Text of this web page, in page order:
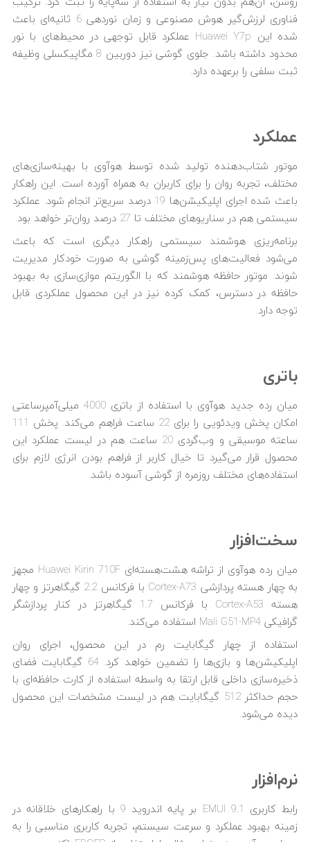
فناوری لرزش‌گیر هوش مصنوعی و زمان نوردهی 6 ثانیه‌ای باعث
شده این Huawei Y7p عملکرد قابل توجهی در محیط‌های با نور
محدود داشته باشد. جلوی گوشی نیز دوربین 8 مگاپیکسلی وظیفه
ثبت سلفی را برعهده دارد.
عملکرد
موتور شتاب‌دهنده تولید شده توسط هوآوی با بهینه‌سازی‌های
مختلف، تجربه روان را برای کاربران به همراه آورده است. این راهکار
باعث شده اجرای اپلیکیشن‌ها 19 درصد سریع‌تر انجام شود. عملکرد
سیستمی هم در سناریوهای مختلف تا 27 درصد روان‌تر خواهد بود.
برنامه‌ریزی هوشمند سیستمی راهکار دیگری است که باعث
می‌شود فعالیت‌های پس‌زمینه گوشی به صورت خودکار مدیریت
شوند. موتور حافظه هوشمند که با الگوریتم موازی‌سازی به بهبود
حافظه در دسترس، کمک کرده نیز در این محصول عملکردی قابل
توجه دارد.
باتری
میان رده جدید هوآوی با استفاده از باتری 4000 میلی‌آمپرساعتی
امکان پخش ویدئویی را برای 22 ساعت فراهم می‌کند. پخش 111
ساعته موسیقی و وب‌گردی 20 ساعت هم در لیست عملکرد این
محصول قرار می‌گیرد تا خیال کاربر از فراهم بودن انرژی لازم برای
استفاده‌های مختلف روزمره از گوشی آسوده باشد.
سخت‌افزار
میان رده هوآوی از تراشه هشت‌هسته‌ای Huawei Kirin 710F مجهز
به چهار هسته پردازشی Cortex-A73 با فرکانس 2.2 گیگاهرتز و چهار
هسته Cortex-A53 با فرکانس 1.7 گیگاهرتز در کنار پردازشگر
گرافیکی Mali G51-MP4 استفاده می‌کند.
استفاده از چهار گیگابایت رم در این محصول، اجرای روان
اپلیکیشن‌ها و بازی‌ها را تضمین خواهد کرد. 64 گیگابایت فضای
ذخیره‌سازی داخلی قابل ارتقا به واسطه استفاده از کارت حافظه‌ای با
حجم حداکثر 512 گیگابایت هم در لیست مشخصات این محصول
دیده می‌شود.
نرم‌افزار
رابط کاربری EMUI 9.1 بر پایه اندروید 9 با راهکارهای خلاقانه در
زمینه بهبود عملکرد و سرعت سیستم، تجربه کاربری مناسبی را به